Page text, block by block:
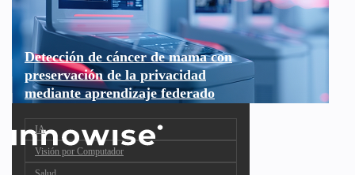
Detección de cáncer de mama con
preservación de la privacidad
mediante aprendizaje federado
IA
Visión por Computador